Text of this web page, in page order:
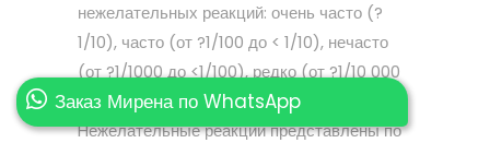
нежелательных реакций: очень часто (?
1/10), часто (от ?1/100 до < 1/10), нечасто
(от ?1/1000 до <1/100), редко (от ?1/10 000
до <1/1000) и с неизвестной частотой.
Hежелательные реакции представлены по
Заказ Мирена по WhatsApp